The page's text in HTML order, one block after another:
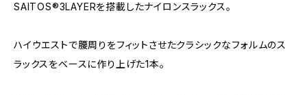
SAITOS®︎3LAYERを搭載したナイロンスラックス。
ハイウエストで腰周りをフィットさせたクラシックなフォルムのス
ラックスをベースに作り上げた1本。